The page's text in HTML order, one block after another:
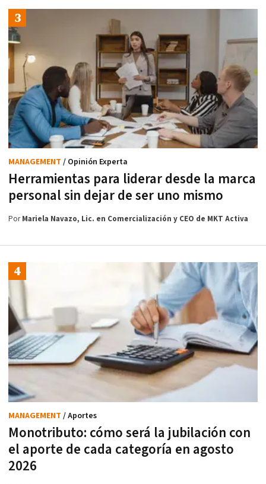
Herramientas para liderar desde la marca
personal sin dejar de ser uno mismo
MANAGEMENT / Opinión Experta
PorMariela Navazo, Lic. en Comercialización y CEO de MKT Activa
Monotributo: cómo será la jubilación con
el aporte de cada categoría en agosto
2026
MANAGEMENT / Aportes